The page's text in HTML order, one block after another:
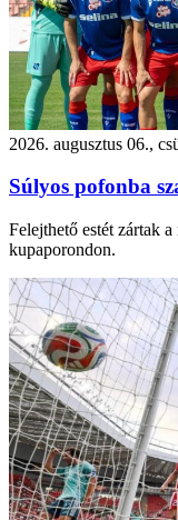
2026. augusztus 06.,
Súlyos pofonba
Felejthető estét zártak
kupaporondon.